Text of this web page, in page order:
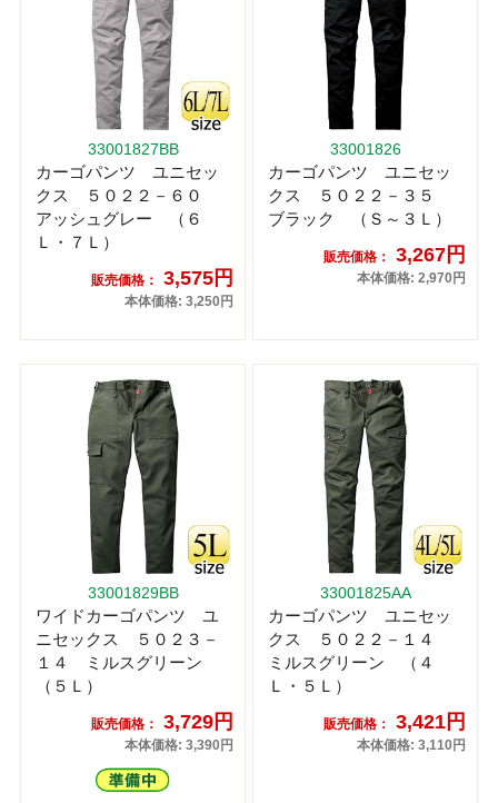
33001827BB
カーゴパンツ ユニセッ
クス ５０２２－６０
アッシュグレー （６
Ｌ・７Ｌ）
販売価格： 3,575円
本体価格: 3,250円
33001826
カーゴパンツ ユニセッ
クス ５０２２－３５
ブラック （Ｓ～３Ｌ）
販売価格： 3,267円
本体価格: 2,970円
33001829BB
ワイドカーゴパンツ ユ
ニセックス ５０２３－
１４ ミルスグリーン
（５Ｌ）
販売価格： 3,729円
本体価格: 3,390円
33001825AA
カーゴパンツ ユニセッ
クス ５０２２－１４
ミルスグリーン （４
Ｌ・５Ｌ）
販売価格： 3,421円
本体価格: 3,110円